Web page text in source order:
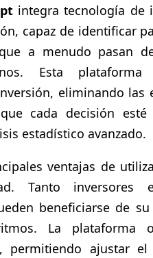
integra tecnología de
capaz de identificar
a menudo pasan
Esta plataforma
eliminando las
cada decisión
estadístico avanzado.
ventajas de
Tanto inversores
beneficiarse de
La plataforma
permitiendo ajustar